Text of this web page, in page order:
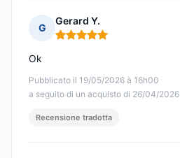
G
Gerard Y.
Nota: 5 su 5
Pubblicato il 19/05/2026 à 16h00
a seguito di un acquisto di 26/04/2026
Ok
Recensione tradotta